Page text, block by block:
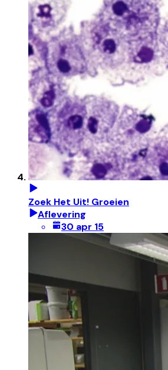
Zoek Het Uit! Groeien
Aflevering
30 apr 15